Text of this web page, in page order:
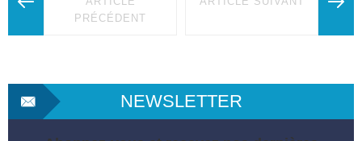
PRÉCÉDENT
NEWSLETTER